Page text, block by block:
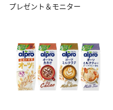
プレゼント＆モニター